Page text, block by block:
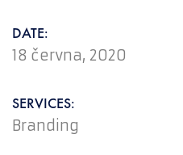
DATE:
18 června, 2020
SERVICES:
Branding